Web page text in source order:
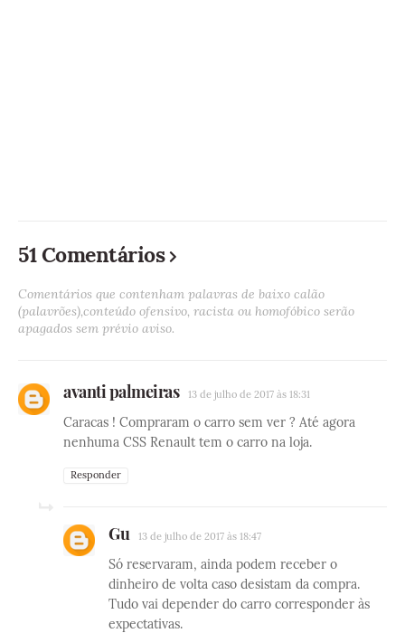
51 Comentários
Comentários que contenham palavras de baixo calão
(palavrões),conteúdo ofensivo, racista ou homofóbico serão
apagados sem prévio aviso.
avanti palmeiras 13 de julho de 2017 às 18:31
Caracas ! Compraram o carro sem ver ? Até agora
nenhuma CSS Renault tem o carro na loja.
Responder
Gu 13 de julho de 2017 às 18:47
Só reservaram, ainda podem receber o
dinheiro de volta caso desistam da compra.
Tudo vai depender do carro corresponder às
expectativas.